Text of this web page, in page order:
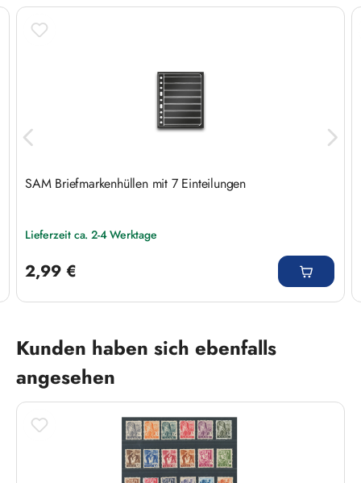
SAM Briefmarkenhüllen mit 7 Einteilungen
Lieferzeit ca. 2-4 Werktage
2,99 €
Produktgalerie überspringen
Kunden haben sich ebenfalls
angesehen